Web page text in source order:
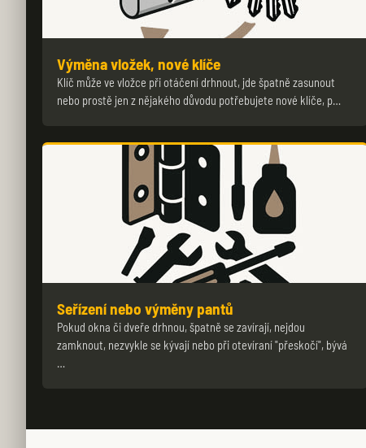
Výměna vložek, nové klíče
Klíč může ve vložce při otáčení drhnout, jde špatně zasunout
nebo prostě jen z nějakého důvodu potřebujete nové klíče, p…
Seřízení nebo výměny pantů
Pokud okna či dveře drhnou, špatně se zavírají, nejdou
zamknout, nezvykle se kývají nebo při otevíraní "přeskočí", bývá
…